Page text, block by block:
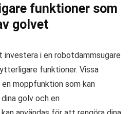
funktioner som
golvet
investera i en robotdammsugare
funktioner. Vissa
moppfunktion som kan
golv och en